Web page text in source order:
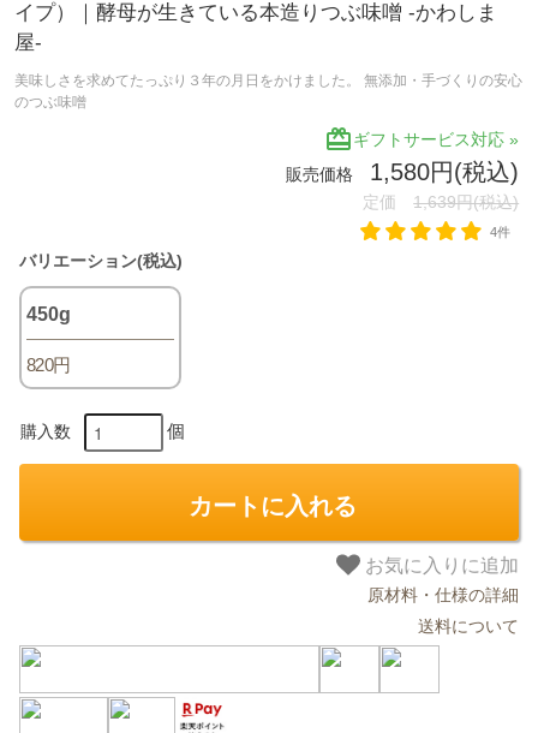
イプ）｜酵母が生きている本造りつぶ味噌 -かわしま
屋-
美味しさを求めてたっぷり３年の月日をかけました。 無添加・手づくりの安心
のつぶ味噌
redeemギフトサービス対応 »
販売価格 1,580円(税込)
定価1,639円(税込)
4件
バリエーション(税込)
450g
820円
購入数 個
カートに入れる
お気に入りに追加
原材料・仕様の詳細
送料について